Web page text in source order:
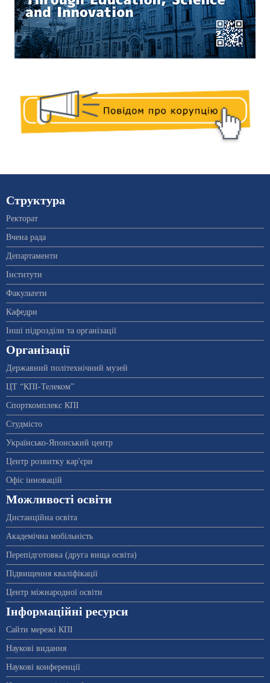
Структура
Ректорат
Вчена рада
Департаменти
Інститути
Факультети
Кафедри
Інші підрозділи та організації
Організації
Державний політехнічний музей
ЦТ “КПІ-Телеком”
Спорткомплекс КПІ
Студмісто
Українсько-Японський центр
Центр розвитку кар'єри
Офіс інновацій
Можливості освіти
Дистанційна освіта
Академічна мобільність
Перепідготовка (друга вища освіта)
Підвищення кваліфікації
Центр міжнародної освіти
Інформаційні ресурси
Сайти мережі КПІ
Наукові видання
Наукові конференції